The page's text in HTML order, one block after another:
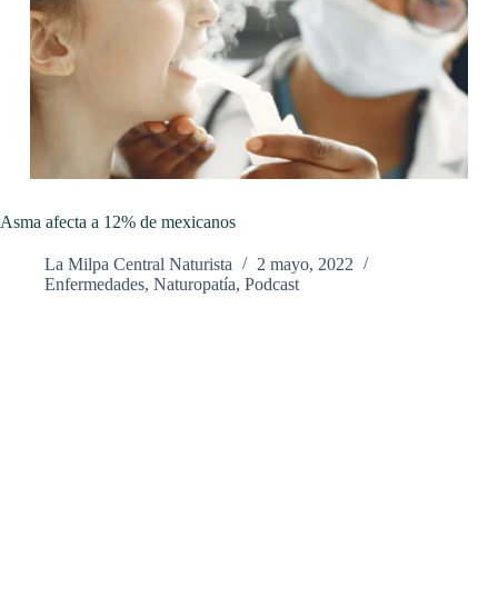
Asma afecta a 12% de mexicanos
La Milpa Central Naturista
2 mayo, 2022
Enfermedades, Naturopatía, Podcast